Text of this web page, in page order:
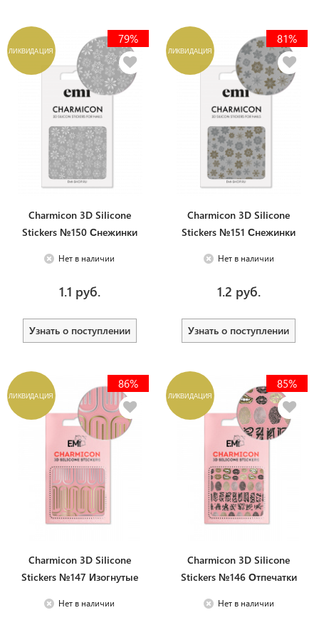
ЛИКВИДАЦИЯ
79%
Charmicon 3D Silicone
Stickers №150 Снежинки
Нет в наличии
1.1 руб.
Узнать о поступлении
ЛИКВИДАЦИЯ
81%
Charmicon 3D Silicone
Stickers №151 Снежинки
Нет в наличии
1.2 руб.
Узнать о поступлении
ЛИКВИДАЦИЯ
86%
Charmicon 3D Silicone
Stickers №147 Изогнутые
Нет в наличии
ЛИКВИДАЦИЯ
85%
Charmicon 3D Silicone
Stickers №146 Отпечатки
Нет в наличии